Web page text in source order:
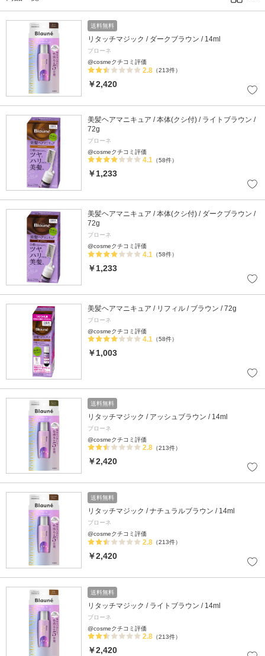
送料無料
リタッチマジック / ダークブラウン / 14ml
ブローネ
@cosmeクチコミ評価
2.8 （213件）
￥2,420
美髪ヘアマニキュア / 本体(クシ付) / ライトブラウン /
72g
ブローネ
@cosmeクチコミ評価
4.1 （58件）
￥1,233
美髪ヘアマニキュア / 本体(クシ付) / ダークブラウン /
72g
ブローネ
@cosmeクチコミ評価
4.1 （58件）
￥1,233
美髪ヘアマニキュア / リフィル / ブラウン / 72g
ブローネ
@cosmeクチコミ評価
4.1 （58件）
￥1,003
送料無料
リタッチマジック / アッシュブラウン / 14ml
ブローネ
@cosmeクチコミ評価
2.8 （213件）
￥2,420
送料無料
リタッチマジック / ナチュラルブラウン / 14ml
ブローネ
@cosmeクチコミ評価
2.8 （213件）
￥2,420
送料無料
リタッチマジック / ライトブラウン / 14ml
ブローネ
@cosmeクチコミ評価
2.8 （213件）
￥2,420